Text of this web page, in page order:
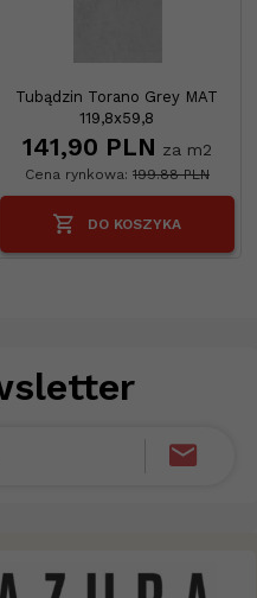
Tubądzin Torano Grey MAT
119,8x59,8
141,90 PLN za m2
Cena rynkowa: 199.88 PLN
DO KOSZYKA